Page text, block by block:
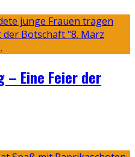
Eine Feier der